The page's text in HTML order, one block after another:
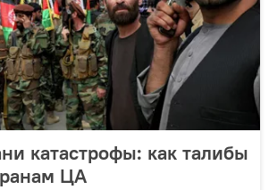
катастрофы: как талибы
ЦА